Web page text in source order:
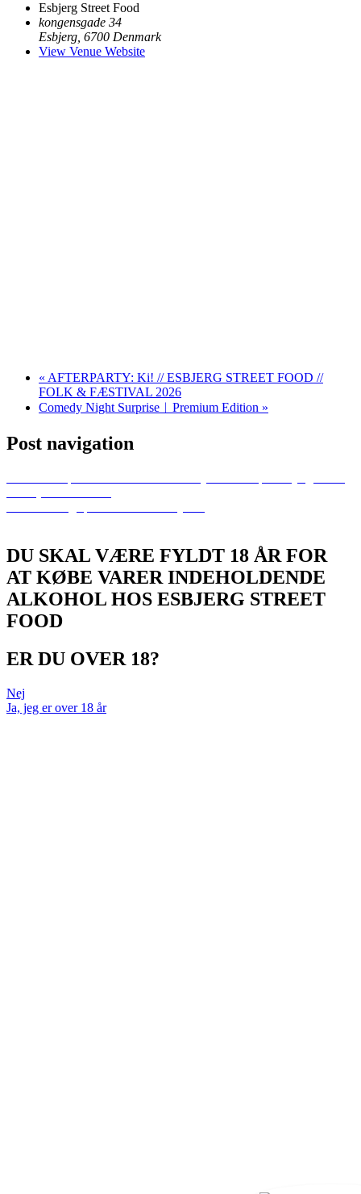
Esbjerg Street Food
kongensgade 34
Esbjerg 6700 Denmark
View Venue Website
« AFTERPARTY: Ki! // ESBJERG STREET FOOD //
FOLK & FÆSTIVAL 2026
Comedy Night Surprise︱Premium Edition »
Post navigation
DU SKAL VÆRE FYLDT 18 ÅR FOR
AT KØBE VARER INDEHOLDENDE
ALKOHOL HOS ESBJERG STREET
FOOD
ER DU OVER 18?
Nej
Ja, jeg er over 18 år